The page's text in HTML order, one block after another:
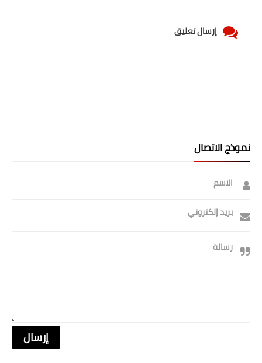
إرسال تعليق
نموذج الاتصال
الاسم
بريد إلكتروني
رسالة